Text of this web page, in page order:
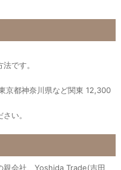
です。
京都神奈川県など関東 12,300
い。
親会社、Yoshida Trade(吉田